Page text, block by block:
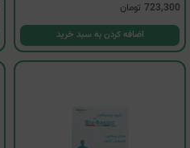
723,300 تومان
اضافه کردن به سبد خرید